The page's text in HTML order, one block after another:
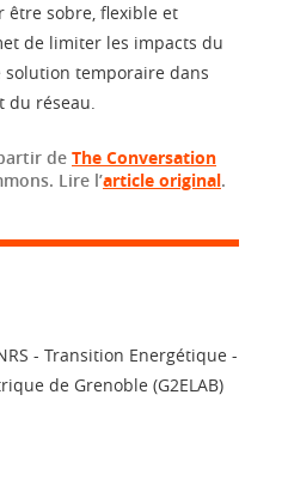
être sobre, flexible et
de limiter les impacts du
solution temporaire dans
du réseau.
de The Conversation
Lire l’article original.
- Transition Energétique -
de Grenoble (G2ELAB)